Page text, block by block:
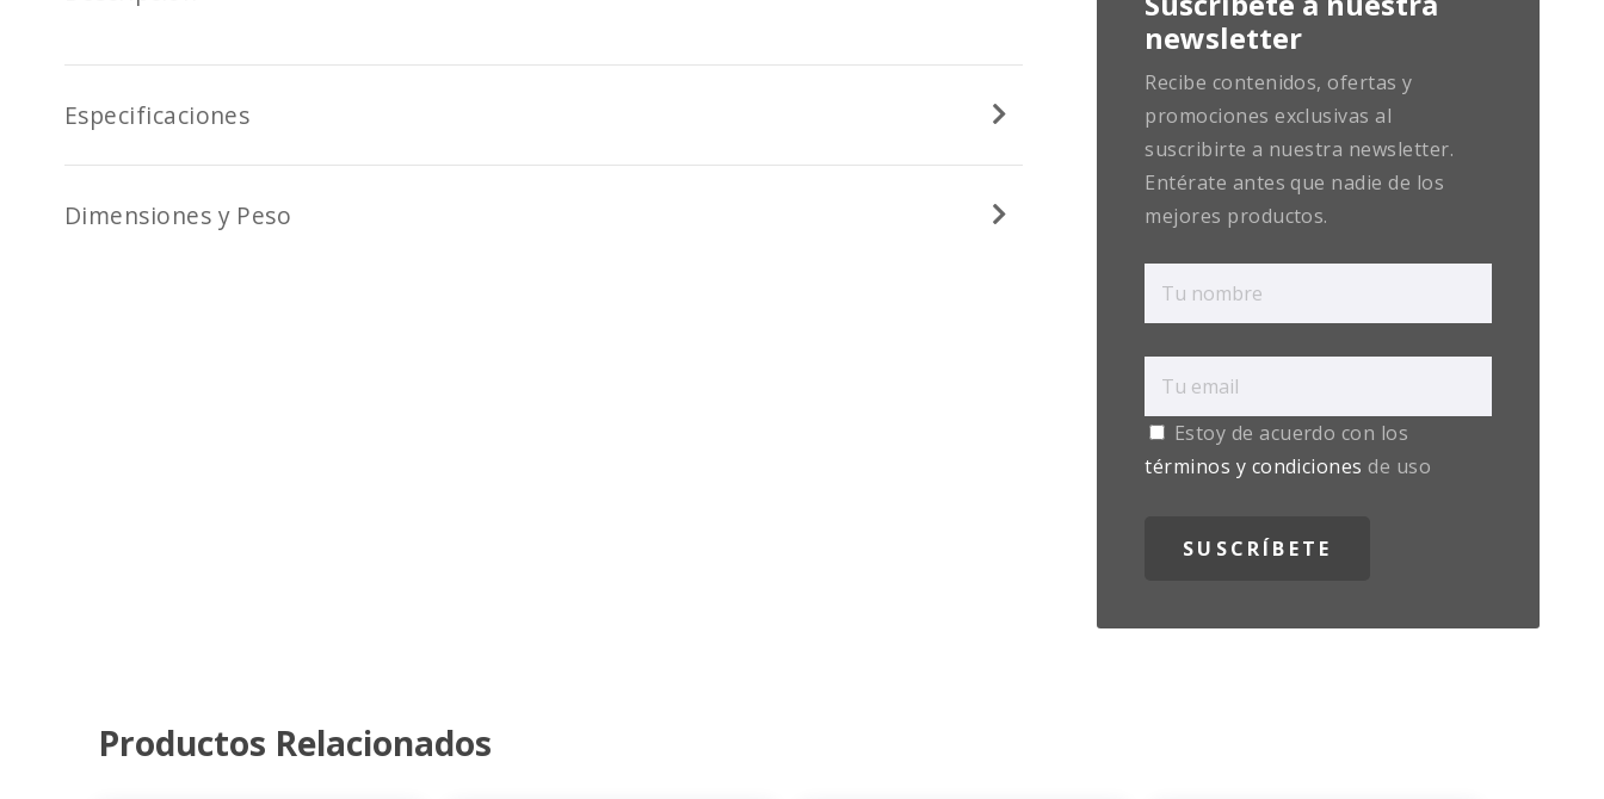
Especificaciones
Dimensiones y Peso
newsletter
Recibe contenidos, ofertas y
promociones exclusivas al
suscribirte a nuestra newsletter.
Entérate antes que nadie de los
mejores productos.
Estoy de acuerdo con los
términos y condiciones de uso
Productos Relacionados